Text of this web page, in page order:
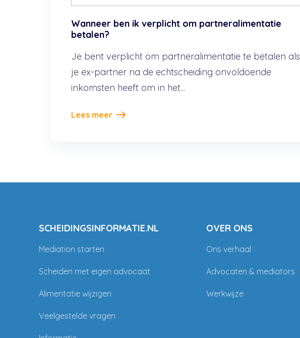
Wanneer ben ik verplicht om partneralimentatie
betalen?
Je bent verplicht om partneralimentatie te betalen als
je ex-partner na de echtscheiding onvoldoende
inkomsten heeft om in het...
Lees meer
SCHEIDINGSINFORMATIE.NL
Mediation starten
Scheiden met eigen advocaat
Alimentatie wijzigen
Veelgestelde vragen
OVER ONS
Ons verhaal
Advocaten & mediators
Werkwijze